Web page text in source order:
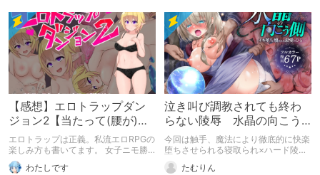
【感想】エロトラップダン
ジョン2【当たって(腰が)砕
けろ(意味深)なRPG】
エロトラップは正義。私流エロRPGの
楽しみ方も書いてます。 女子ニモ勝
テズさんのエロトラップダンジョン2
の感想記事です。 他にも感想記事を
わたしです
泣き叫び調教されても終わ
らない陵辱 水晶の向こう
側～イキ堕ち、壊される最
愛のひと～
今回は触手、魔法により徹底的に快楽
堕ちさせられる寝取られ×ハード陵辱
漫画を紹介
たむりん